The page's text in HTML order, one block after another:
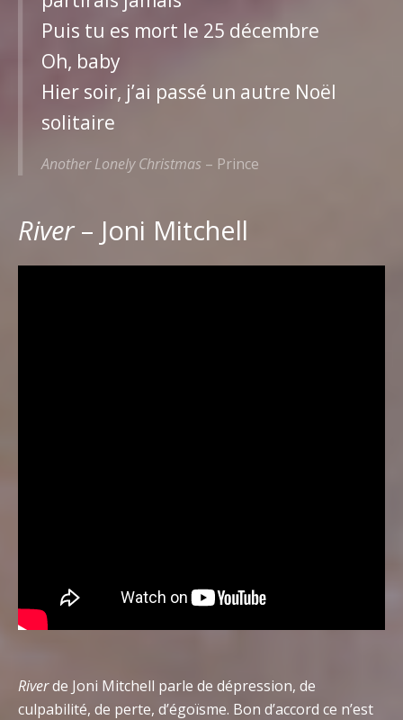
Puis tu es mort le 25 décembre
Oh, baby
Hier soir, j’ai passé un autre Noël
solitaire
Another Lonely Christmas – Prince
River– Joni Mitchell
Riverde Joni Mitchell parle de dépression, de
culpabilité, de perte, d’égoïsme. Bon d’accord ce n’est